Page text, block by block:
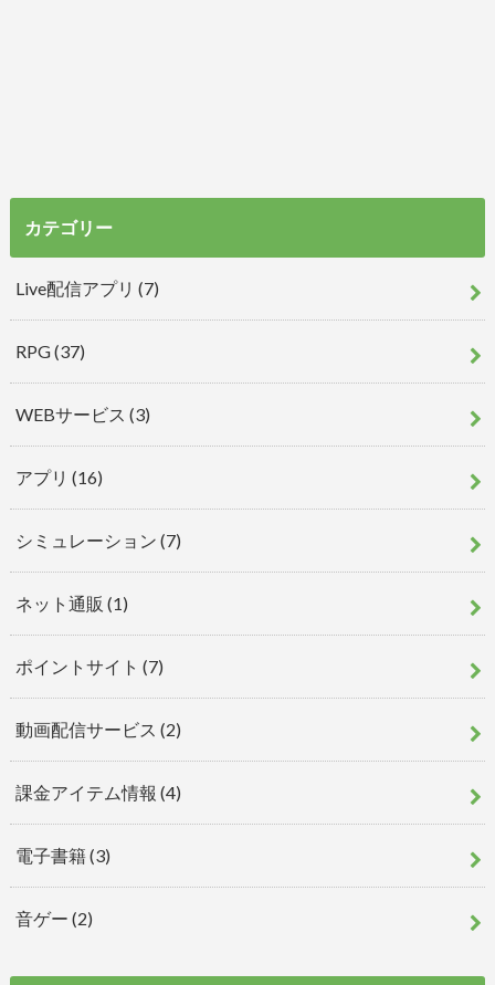
カテゴリー
Live配信アプリ (7)
RPG(37)
WEBサービス (3)
アプリ (16)
シミュレーション (7)
ネット通販 (1)
ポイントサイト (7)
動画配信サービス (2)
課金アイテム情報 (4)
電子書籍(3)
音ゲー (2)